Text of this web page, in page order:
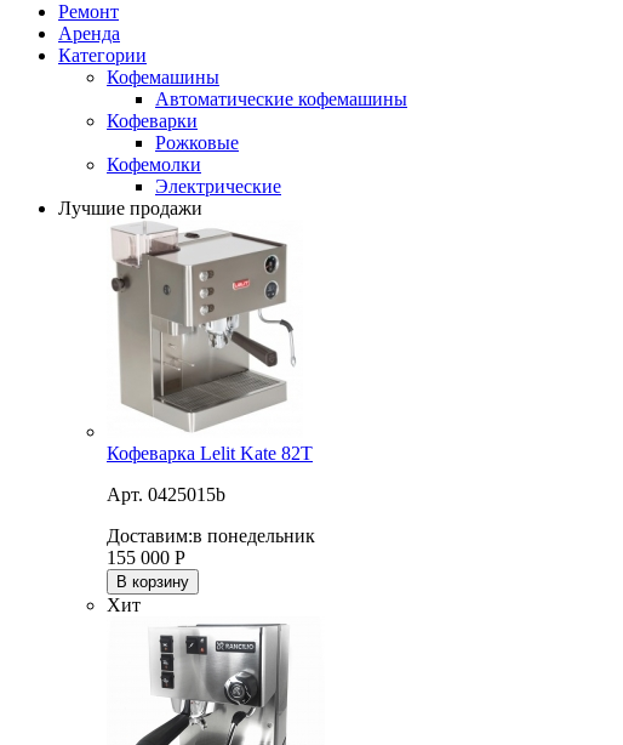
Ремонт
Аренда
Категории
Кофемашины
Автоматические кофемашины
Кофеварки
Рожковые
Кофемолки
Электрические
Лучшие продажи
Кофеварка Lelit Kate 82T
Арт. 0425015b
Доставим:в понедельник
155 000 Р
В корзину
Хит